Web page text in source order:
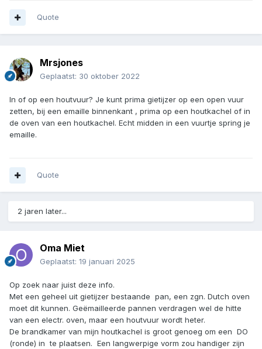
"Kan ik met elke pan boven een open vuur koken?
Ja, in theorie kan je met elke pan boven een open vuur
pan niet te dicht boven het vuur hangt. Bij sommige
materialen kan dit namelijk voor vervorming of breuken in
het materiaal zorgen. De enige uitzondering zijn de pannen
je NOOIT op open vuur gebruiken"
Succes ermee!
groet,mevr.Grijpstra
Quote
Mrsjones
Geplaatst: 30 oktober 2022
In of op een houtvuur? Je kunt prima gietijzer op een open vuur
zetten, bij een emaille binnenkant , prima op een houtkachel of in
de oven van een houtkachel. Echt midden in een vuurtje spring je
emaille.
Quote
2 jaren later...
Oma Miet
Geplaatst: 19 januari 2025
Op zoek naar juist deze info.
Met een geheel uit gietijzer bestaande pan, een zgn. Dutch oven
moet dit kunnen. Geëmailleerde pannen verdragen wel de hitte
van een electr. oven, maar een houtvuur wordt heter.
De brandkamer van mijn houtkachel is groot genoeg om een DO
(ronde) in te plaatsen. Een langwerpige vorm zou handiger zijn